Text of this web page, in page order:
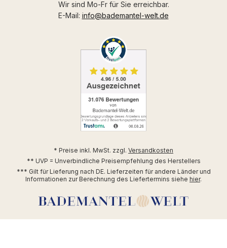
Wir sind Mo-Fr für Sie erreichbar.
E-Mail: info@bademantel-welt.de
* Preise inkl. MwSt. zzgl. Versandkosten
** UVP = Unverbindliche Preisempfehlung des Herstellers
*** Gilt für Lieferung nach DE. Lieferzeiten für andere Länder und
Informationen zur Berechnung des Liefertermins siehe hier.